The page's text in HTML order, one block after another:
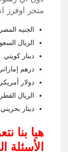
متجر اوفرز
الجنيه
الريال
دينار كويتي.
درهم
دولار
الريال
دينار بحريني.
هيا بنا
الأسئلة